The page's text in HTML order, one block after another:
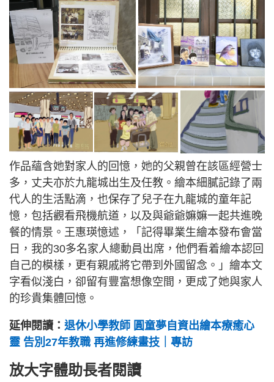
作品蘊含她對家人的回憶，她的父親曾在該區經營士
多，丈夫亦於九龍城出生及任教。繪本細膩記錄了兩
代人的生活點滴，也保存了兒子在九龍城的童年記
憶，包括觀看飛機航道，以及與爺爺嫲嫲一起共進晚
餐的情景。王惠瑛憶述，「記得畢業生繪本發布會當
日，我的30多名家人總動員出席，他們看着繪本認回
自己的模樣，更有親戚將它帶到外國留念。」繪本文
字看似淺白，卻留有豐富想像空間，更成了她與家人
的珍貴集體回憶。
延伸閱讀： 退休小學教師 圓童夢自資出繪本療癒心
靈 告別27年教職 再進修練畫技｜專訪
放大字體助長者閱讀